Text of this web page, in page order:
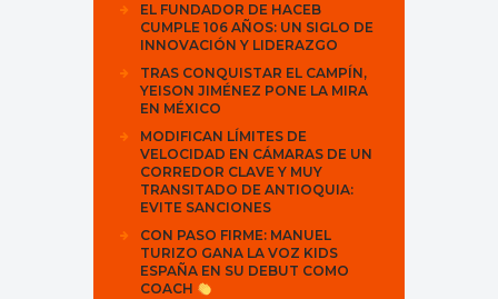
EL FUNDADOR DE HACEB
CUMPLE 106 AÑOS: UN SIGLO DE
INNOVACIÓN Y LIDERAZGO
TRAS CONQUISTAR EL CAMPÍN,
YEISON JIMÉNEZ PONE LA MIRA
EN MÉXICO
MODIFICAN LÍMITES DE
VELOCIDAD EN CÁMARAS DE UN
CORREDOR CLAVE Y MUY
TRANSITADO DE ANTIOQUIA:
EVITE SANCIONES
CON PASO FIRME: MANUEL
TURIZO GANA LA VOZ KIDS
ESPAÑA EN SU DEBUT COMO
COACH